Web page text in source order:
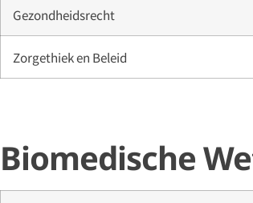
Gezondheidsrecht
Zorgethiek en Beleid
Biomedische